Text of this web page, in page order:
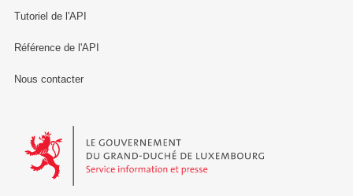
Tutoriel de l'API
Référence de l'API
Nous contacter
Le Gouvernement du Grand-Duché de Luxembourg - Service